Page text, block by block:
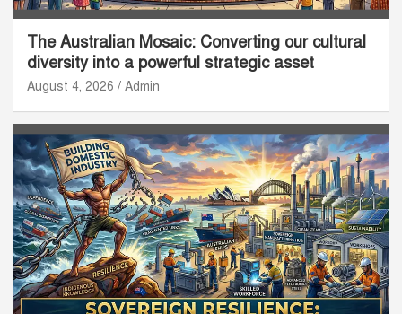
The Australian Mosaic: Converting our cultural
diversity into a powerful strategic asset
August 4, 2026 Admin